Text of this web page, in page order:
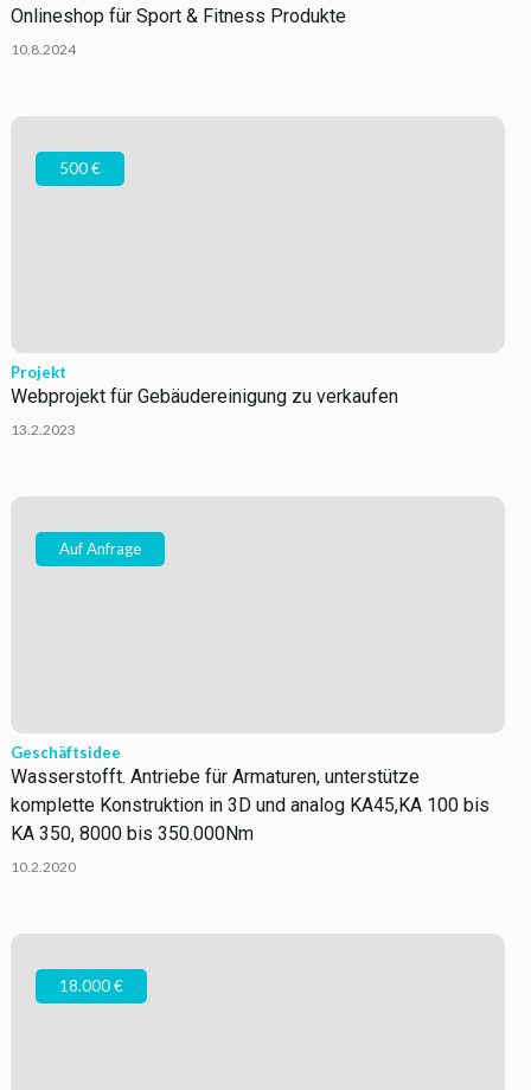
Onlineshop für Sport & Fitness Produkte
10.8.2024
500 €
Projekt
Webprojekt für Gebäudereinigung zu verkaufen
13.2.2023
Auf Anfrage
Geschäftsidee
Wasserstofft. Antriebe für Armaturen, unterstütze
komplette Konstruktion in 3D und analog KA45,KA 100 bis
KA 350, 8000 bis 350.000Nm
10.2.2020
18.000 €